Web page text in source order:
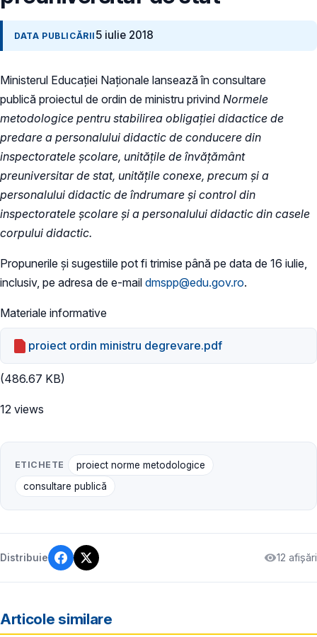
DATA PUBLICĂRII 5 iulie 2018
Ministerul Educaţiei Naţionale lansează în consultare
publică proiectul de ordin de ministru privind Normele
metodologice pentru stabilirea obligaţiei didactice de
predare a personalului didactic de conducere din
inspectoratele şcolare, unităţile de învăţământ
preuniversitar de stat, unităţile conexe, precum şi a
personalului didactic de îndrumare şi control din
inspectoratele şcolare şi a personalului didactic din casele
corpului didactic.
Propunerile și sugestiile pot fi trimise până pe data de 16 iulie,
inclusiv, pe adresa de e-mail dmspp@edu.gov.ro.
Materiale informative
proiect ordin ministru degrevare.pdf
(486.67 KB)
12 views
ETICHETE
proiect norme metodologice
consultare publică
Distribuie 12 afișări
Articole similare